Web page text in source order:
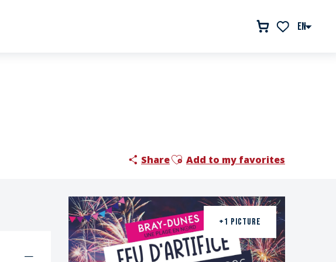
EN
ShareAjouter aux favoris
Add to my favorites
+1 PICTURE
—